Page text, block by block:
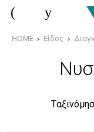
HOME Είδος